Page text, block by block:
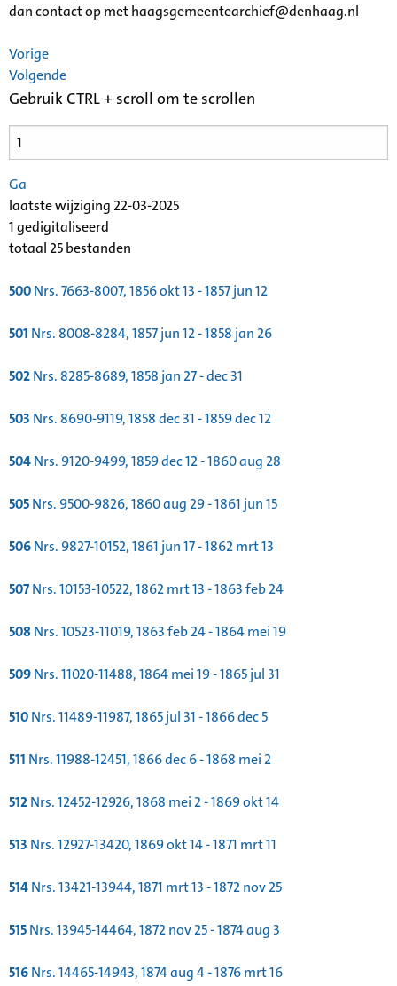
dan contact op met haagsgemeentearchief@denhaag.nl
Vorige
Volgende
Gebruik CTRL + scroll om te scrollen
Ga
laatste wijziging 22-03-2025
1 gedigitaliseerd
totaal 25 bestanden
500Nrs. 7663-8007, 1856 okt 13 - 1857 jun 12
501 Nrs. 8008-8284, 1857 jun 12 - 1858 jan 26
502Nrs. 8285-8689, 1858 jan 27 - dec 31
503 Nrs. 8690-9119, 1858 dec 31 - 1859 dec 12
504Nrs. 9120-9499, 1859 dec 12 - 1860 aug 28
505Nrs. 9500-9826, 1860 aug 29 - 1861 jun 15
506Nrs. 9827-10152, 1861 jun 17 - 1862 mrt 13
507Nrs. 10153-10522, 1862 mrt 13 - 1863 feb 24
508Nrs. 10523-11019, 1863 feb 24 - 1864 mei 19
509Nrs. 11020-11488, 1864 mei 19 - 1865 jul 31
510Nrs. 11489-11987, 1865 jul 31 - 1866 dec 5
511 Nrs. 11988-12451, 1866 dec 6 - 1868 mei 2
512Nrs. 12452-12926, 1868 mei 2 - 1869 okt 14
513 Nrs. 12927-13420, 1869 okt 14 - 1871 mrt 11
514Nrs. 13421-13944, 1871 mrt 13 - 1872 nov 25
515Nrs. 13945-14464, 1872 nov 25 - 1874 aug 3
516Nrs. 14465-14943, 1874 aug 4 - 1876 mrt 16